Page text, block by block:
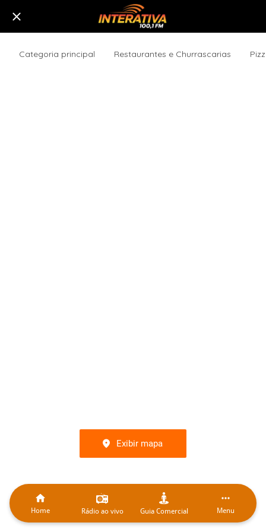
Categoria principal Restaurantes e Churrascarias
Exibir mapa
Home Rádio ao vivo Guia Comercial Menu